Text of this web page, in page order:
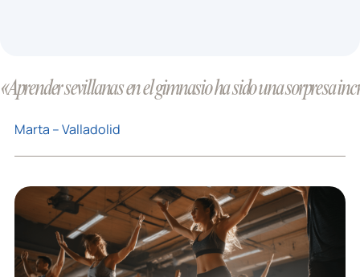
«Aprender sevillanas en el gimnasio ha sido una sorpresa
Marta – Valladolid